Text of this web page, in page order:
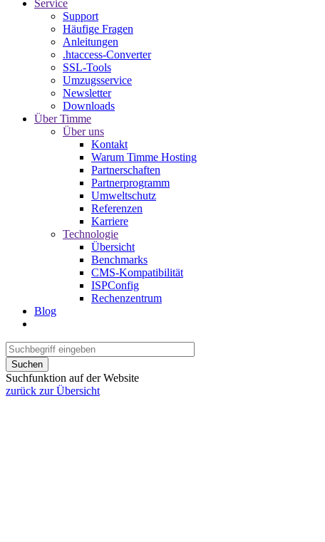
Service
Support
Häufige Fragen
Anleitungen
.htaccess-Converter
SSL-Tools
Umzugsservice
Newsletter
Downloads
Über Timme
Über uns
Kontakt
Warum Timme Hosting
Partnerschaften
Partnerprogramm
Umweltschutz
Referenzen
Karriere
Technologie
Übersicht
Benchmarks
CMS-Kompatibilität
ISPConfig
Rechenzentrum
Blog
Suchen
Suchfunktion auf der Website
zurück zur Übersicht